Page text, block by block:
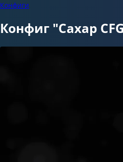
Конфиги
Конфиг "Сахар